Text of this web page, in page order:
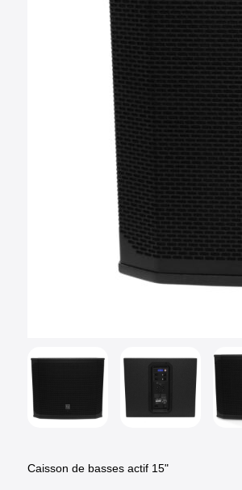
Caisson de basses actif 15"